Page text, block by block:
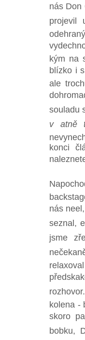
nás Don
projevil
kým na
blízko i
ale
souladu
v atně
konci
nás
seznal,
jsme
kolena -
skoro
bobku,